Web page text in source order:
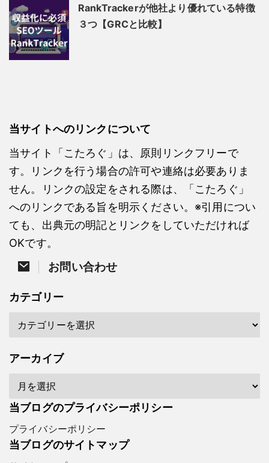
RankTrackerが他社より優れている特徴
３つ【GRCと比較】
当サイトへのリンクについて
当サイト「こたろぐ」は、原則リンクフリーで
す。リンクを行う場合の許可や連絡は必要ありま
せん。リンクの設定をされる際は、「こたろぐ」
へのリンクである旨を明示ください。※引用につい
ても、出典元の明記とリンクをしていただければ
OKです。
お問い合わせ
カテゴリー
アーカイブ
当ブログのプライバシーポリシー
プライバシーポリシー
当ブログのサイトマップ